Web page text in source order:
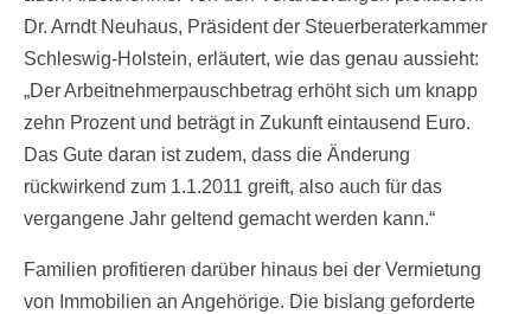
Dr. Arndt Neuhaus, Präsident der Steuerberaterkammer
Schleswig-Holstein, erläutert, wie das genau aussieht:
„Der Arbeitnehmerpauschbetrag erhöht sich um knapp
zehn Prozent und beträgt in Zukunft eintausend Euro.
Das Gute daran ist zudem, dass die Änderung
rückwirkend zum 1.1.2011 greift, also auch für das
vergangene Jahr geltend gemacht werden kann.“
Familien profitieren darüber hinaus bei der Vermietung
von Immobilien an Angehörige. Die bislang geforderte